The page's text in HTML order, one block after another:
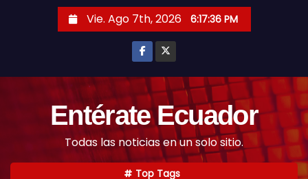
Vie. Ago 7th, 2026 6:17:37 PM
Entérate Ecuador
Todas las noticias en un solo sitio.
Top Tags